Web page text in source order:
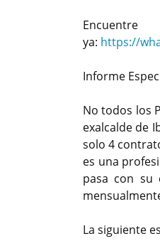
ya: https://
Informe
No todos los
exalcalde de
solo 4
es una
pasa con su
La siguiente